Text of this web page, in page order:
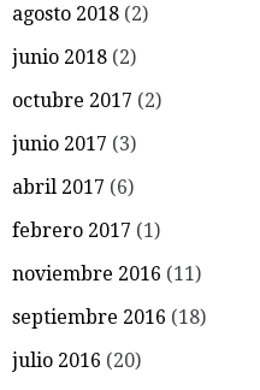
agosto 2018 (2)
junio 2018 (2)
octubre 2017 (2)
junio 2017 (3)
abril 2017 (6)
febrero 2017 (1)
noviembre 2016 (11)
septiembre 2016 (18)
julio 2016 (20)